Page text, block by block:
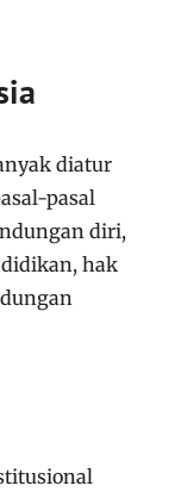
diatur
pasal
diri,
hak